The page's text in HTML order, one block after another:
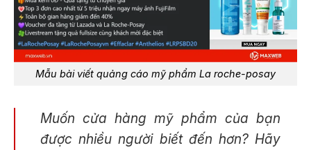
Mẫu bài viết quảng cáo mỹ phẩm La roche-posay
Muốn cửa hàng mỹ phẩm của bạn
được nhiều người biết đến hơn? Hãy